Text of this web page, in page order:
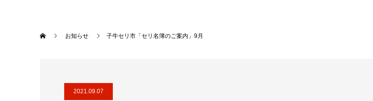
お知らせ 子牛セリ市「セリ名簿のご案内」9月
2021.09.07